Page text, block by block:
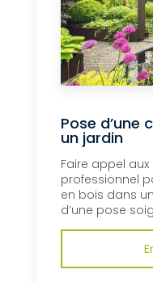
Pose d’une
un jardin
Faire appel
professionnel
en bois dans
d’une pose